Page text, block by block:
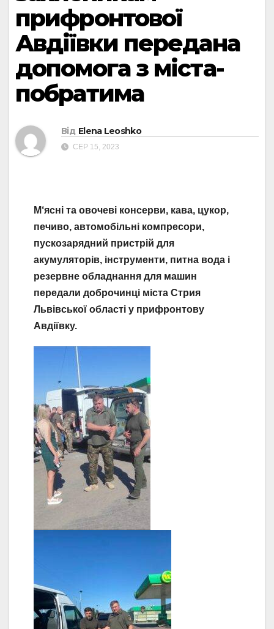
прифронтової
Авдіївки передана
допомога з міста-
побратима
Від Elena Leoshko
СЕР 15, 2023
М‘ясні та овочеві консерви, кава, цукор,
печиво, автомобільні компресори,
пускозарядний пристрій для
акумуляторів, інструменти, питна вода і
резервне обладнання для машин
передали доброчинці міста Стрия
Львівської області у прифронтову
Авдіївку.